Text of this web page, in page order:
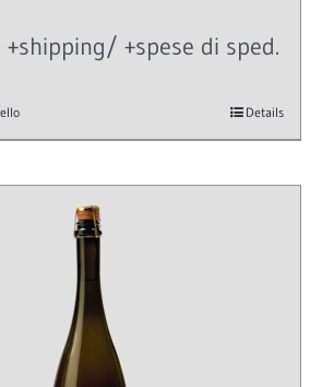
+spese di sped.
Details